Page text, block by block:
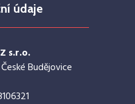
údaje
s.r.o.
Budějovice